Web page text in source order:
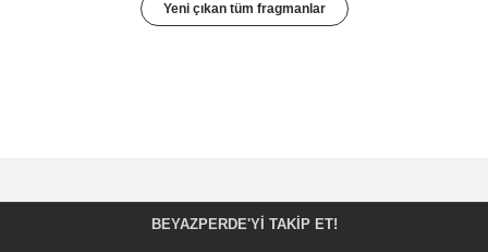
Yeni çıkan tüm fragmanlar
BEYAZPERDE'YI TAKIP ET!